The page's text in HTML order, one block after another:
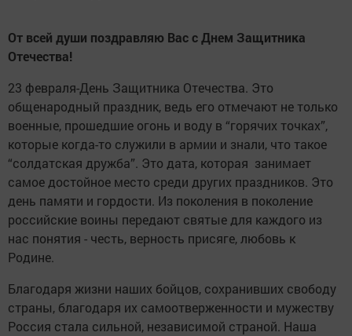
От всей души поздравляю Вас с Днем Защитника
Отечества!
23 февраля-День Защитника Отечества. Это
общенародный праздник, ведь его отмечают не только
военные, прошедшие огонь и воду в “горячих точках”,
которые когда-то служили в армии и знали, что такое
“солдатская дружба”. Это дата, которая занимает
самое достойное место среди других праздников. Это
день памяти и гордости. Из поколения в поколение
российские воины передают святые для каждого из
нас понятия - честь, верность присяге, любовь к
Родине.
Благодаря жизни наших бойцов, сохранивших свободу
страны, благодаря их самоотверженности и мужеству
Россия стала сильной, независимой страной. Наша